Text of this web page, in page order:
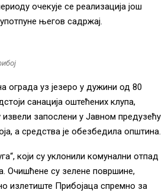
очекује се реализација још
његов садржај.
уз језеро у дужини од 80
санација оштећених клупа,
запослени у Јавном предузећу
а средства је обезбедила општина.
који су уклонили комунални отпад
Очишћене су зелене површине,
излетиште Прибојаца спремно за